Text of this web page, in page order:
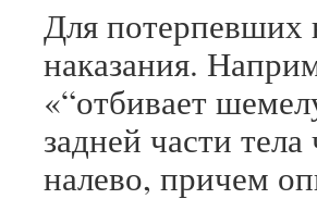
Для потерпевших
наказания.
«“отбивает
задней части
налево, причем